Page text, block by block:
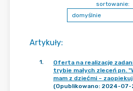
Artykuły:
sortowanie:
1.
Oferta na realizację
trybie małych zleceń pn.
mam z dziećmi –
(Opublikowano: 2024-07-